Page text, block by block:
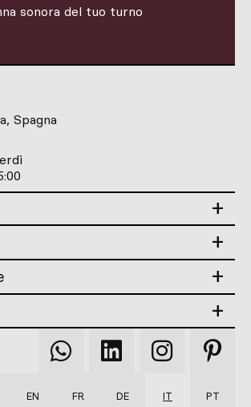
sonora del tuo turno
Spagna
Qooqer
WhatsApp
Qooqer
Linkedin
Qooqer
Instagram
Qooqer
EN FR DE IT PT